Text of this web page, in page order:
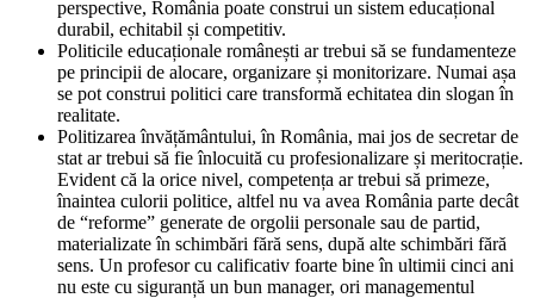
perspective, România poate construi un sistem educațional
durabil, echitabil și competitiv.
Politicile educaționale românești ar trebui să se fundamenteze
pe principii de alocare, organizare și monitorizare. Numai așa
se pot construi politici care transformă echitatea din slogan în
realitate.
Politizarea învățământului, în România, mai jos de secretar de
stat ar trebui să fie înlocuită cu profesionalizare și meritocrație.
Evident că la orice nivel, competența ar trebui să primeze,
înaintea culorii politice, altfel nu va avea România parte decât
de “reforme” generate de orgolii personale sau de partid,
materializate în schimbări fără sens, după alte schimbări fără
sens. Un profesor cu calificativ foarte bine în ultimii cinci ani
nu este cu siguranță un bun manager, ori managementul